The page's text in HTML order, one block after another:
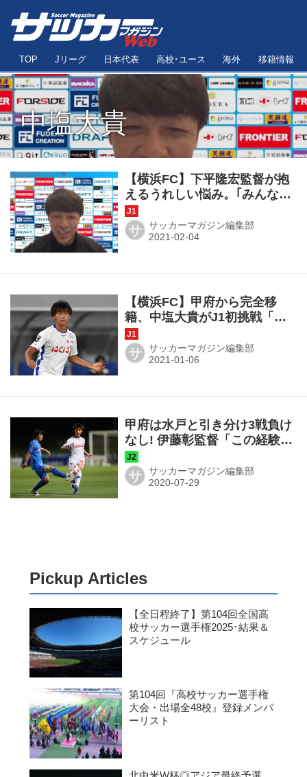
TOP Jリーグ 日本代表 高校･ユース 海外 移籍情報
中塩大貴
【横浜FC】下平隆宏監督が抱
えるうれしい悩み。｢みんな調
子がよくてアピールしてくれ
るから｣
サ サッカーマガジン編集部
【横浜FC】甲府から完全移
籍、中塩大貴がJ1初挑戦「特
徴を全面に出して闘いま
す！」
サ サッカーマガジン編集部
甲府は水戸と引き分け3戦負け
なし! 伊藤彰監督「この経験を
糧に次は勝ち切れるように」
◎J2第8節
サ サッカーマガジン編集部
Pickup Articles
【全日程終了】第104回全国高
校サッカー選手権2025･結果＆
スケジュール
第104回『高校サッカー選手権
大会・出場全48校』登録メンバ
ーリスト